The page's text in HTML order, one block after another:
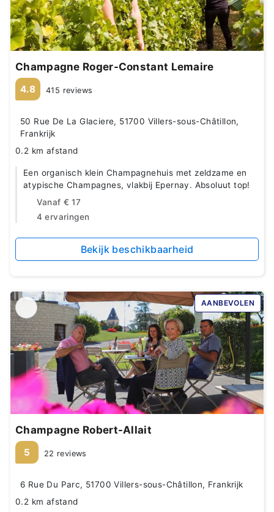
Champagne Roger-Constant Lemaire
4.8 415 reviews
50 Rue De La Glaciere, 51700 Villers-sous-Châtillon,
Frankrijk
0.2 km afstand
Een organisch klein Champagnehuis met zeldzame en
atypische Champagnes, vlakbij Epernay. Absoluut top!
Vanaf € 17
4 ervaringen
Bekijk beschikbaarheid
AANBEVOLEN
Champagne Robert-Allait
5 22 reviews
6 Rue Du Parc, 51700 Villers-sous-Châtillon, Frankrijk
0.2 km afstand